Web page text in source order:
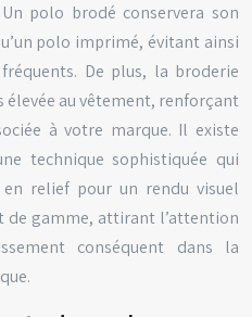
polo brodé conservera son
polo imprimé, évitant ainsi
De plus, la broderie
élevée au vêtement, renforçant
à votre marque. Il existe
technique sophistiquée qui
relief pour un rendu visuel
de gamme, attirant l’attention
conséquent dans la